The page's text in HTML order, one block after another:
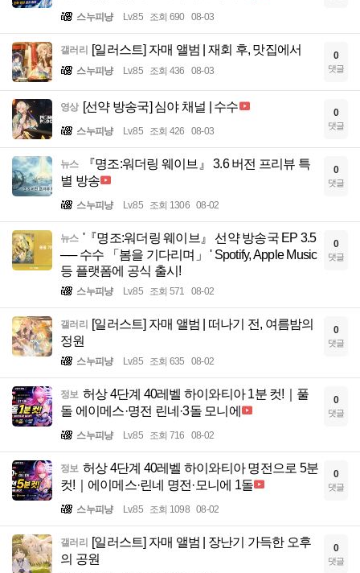
스누피냥 Lv.85 조회 690 08-03
갤러리 [일러스트] 자매 앨범 | 재회 후, 맛집에서
스누피냥 Lv.85 조회 436 08-03
0
댓글
영상 [선약 방송국] 심야 채널 | 수수
스누피냥 Lv.85 조회 426 08-03
0
댓글
뉴스
『명조:워더링 웨이브』 3.6 버전 프리뷰 특
별 방송
스누피냥 Lv.85 조회 1306 08-02
0
댓글
뉴스 '『명조:워더링 웨이브』 선약 방송국 EP 3.5
── 수수 「봄을 기다리며」 ' Spotify, Apple Music
등 플랫폼에 공식 출시!
스누피냥 Lv.85 조회 571 08-02
0
댓글
갤러리
[일러스트] 자매 앨범 | 떠나기 전, 여름밤의
정원
스누피냥 Lv.85 조회 635 08-02
0
댓글
정보 허상 4단계 40레벨 하이와티아 1분 컷!｜풀
돌 에이메스·명전 린네·3돌 모니에
스누피냥 Lv.85 조회 716 08-02
0
댓글
정보 허상 4단계 40레벨 하이와티아 명전으로 5분
컷!｜에이메스·린네 명전·모니에 1돌
스누피냥 Lv.85 조회 1098 08-02
0
댓글
갤러리
[일러스트] 자매 앨범 | 장난기 가득한 오후
의 공원
0
댓글